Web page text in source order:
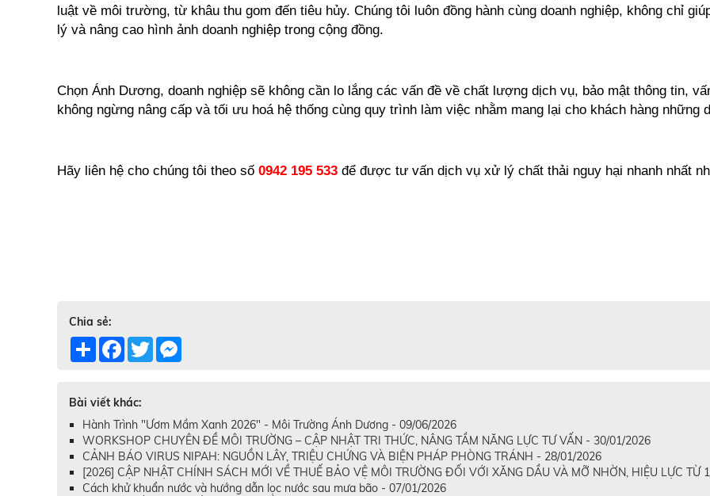
luật về môi trường, từ khâu thu gom đến tiêu hủy. Chúng tôi luôn đồng hành cùng doanh nghiệp, không chỉ
lý và nâng cao hình ảnh doanh nghiệp trong cộng đồng.
Chọn Ánh Dương, doanh nghiệp sẽ không cần lo lắng các vấn đề về chất lượng dịch vụ, bảo mật thông tin,
không ngừng nâng cấp và tối ưu hoá hệ thống cùng quy trình làm việc nhằm mang lại cho khách hàng
Hãy liên hệ cho chúng tôi theo số 0942 195 533 để được tư vấn dịch vụ xử lý chất thải nguy hại nhanh nhất
Chia sẻ:
Share Facebook
Twitter
Bài viết khác:
Hành Trình "Ươm Mầm Xanh 2026" - Môi Trường Ánh Dương - 09/06/2026
WORKSHOP CHUYÊN ĐỀ MÔI TRƯỜNG – CẬP NHẬT TRI THỨC, NÂNG TẦM NĂNG LỰC TƯ VẤN - 30/01/2026
CẢNH BÁO VIRUS NIPAH: NGUỒN LÂY, TRIỆU CHỨNG VÀ BIỆN PHÁP PHÒNG TRÁNH - 28/01/2026
[2026] CẬP NHẬT CHÍNH SÁCH MỚI VỀ THUẾ BẢO VỆ MÔI TRƯỜNG ĐỐI VỚI XĂNG DẦU VÀ MỠ NHỜN, HIỆU LỰC TỪ
Cách khử khuẩn nước và hướng dẫn lọc nước sau mưa bão - 07/01/2026